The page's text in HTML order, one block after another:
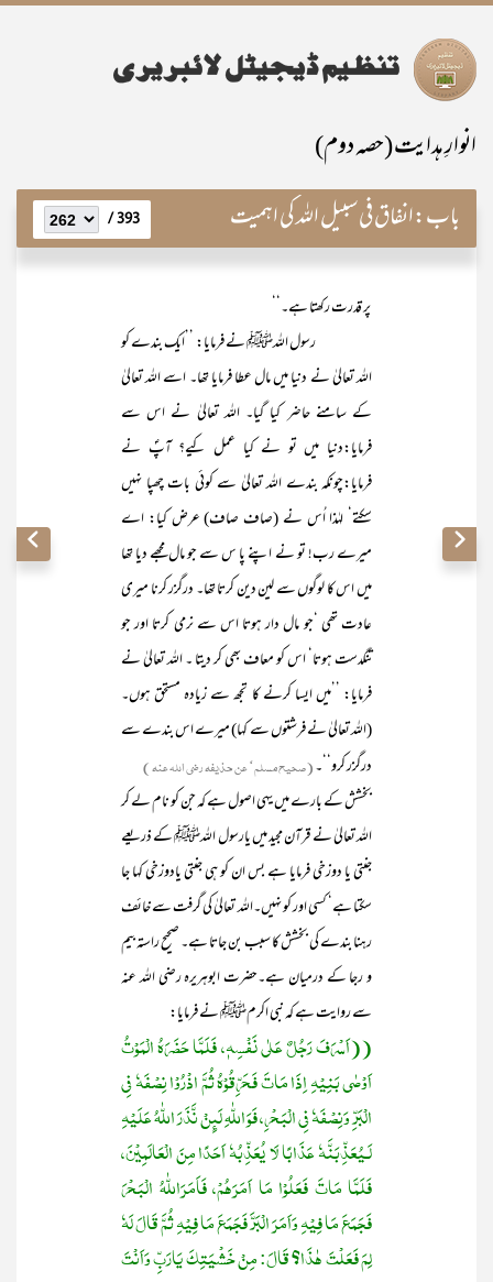
انوارِ ہدایت (حصہ دوم)
باب:انفاق فی سبیل اللہ کی اہمیت 393 /
پر قدرت رکھتا ہے۔‘‘
رسول اللہﷺ نے فرمایا: ’’ایک بندے کو
اللہ تعالیٰ نے دنیا میں مال عطا فرمایا تھا۔ اسے اللہ تعالیٰ
کے سامنے حاضر کیا گیا۔ اللہ تعالیٰ نے اس سے
فرمایا:دنیا میں تو نے کیا عمل کیے؟ آپؐ نے
فرمایا:چونکہ بندے اللہ تعالیٰ سے کوئی بات چھپا نہیں
سکتے‘ لہٰذا اُس نے (صاف صاف) عرض کیا: اے
میرے رب! تو نے اپنے پا س سے جو مال مجھے دیا تھا
میں اس کا لوگوں سے لین دین کرتا تھا۔ درگزر کرنا میری
عادت تھی ‘جو مال دار ہوتا اس سے نرمی کرتا اور جو
تنگدست ہوتا‘ اس کو معاف بھی کر دیتا ۔ اللہ تعالیٰ نے
فرمایا: ’’میں ایسا کرنے کا تجھ سے زیادہ مستحق ہوں۔
(اللہ تعالیٰ نے فرشتوں سے کہا) میرے اس بندے سے
درگزر کرو‘‘۔(صحیح مسلم‘ عن حذیفہ رضی اللہ عنہ )
بخشش کے بارے میں یہی اصول ہے کہ جن کو نام لے کر
اللہ تعالیٰ نے قرآن مجید میں یارسول اللہﷺ کے ذریعے
جنتی یا دوزخی فرمایا ہے بس ان کو ہی جنتی یادوزخی کہا جا
سکتا ہے‘ کسی اور کو نہیں۔اللہ تعالیٰ کی گرفت سے خائف
رہنا بندے کی بخشش کا سبب بن جاتا ہے۔ صحیح راستہ بیم
و رجا کے درمیان ہے۔حضرت ابوہریرہ رضی اللہ عنہ
سے روایت ہے کہ نبی اکرمﷺ نے فرمایا:
((اَسْرَفَ رَجُلٌ عَلٰی نَفْسِہٖ، فَلَمَّا حَضَرَہُ الْمَوْتُ
اَوْصٰی بَنِیْہِ اِذَا مَاتَ فَحَرِّقُوْہُ ثُمَّ اذْرُوْا نِصْفَہٗ فِی
الْبَرِّ وَنِصْفَہٗ فِی الْبَحْرِ، فَوَ اللّٰہِ لَئِنْ نَّذَرَ اللّٰہُ عَلَیْہِ
لَـیُعَذِّبَنَّہٗ عَذَابًا لَا یُعَذِّبُہٗ اَحَدًا مِنَ الْعَالَمِیْنَ،
فَلَمَّا مَاتَ فَعَلُوْا مَا اَمَرَھُمْ، فَاَمَرَاللّٰہُ الْبَحْرَ
فَجَمَعَ مَا فِیْہِ وَاَمَرَ الْبَرَّ فَجَمَعَ مَا فِیْہِ ثُمَّ قَالَ لَہٗ
لِمَ فَعَلْتَ ھٰذَا؟ قَالَ: مِنْ خَشْیَتِکَ یَارَبِّ وَاَنْتَ